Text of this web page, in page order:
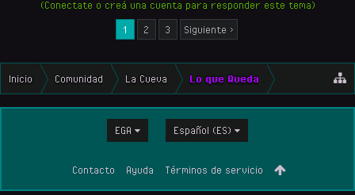
(Conectate o creá una cuenta para responder este tema)
1
2 3 Siguiente >
Inicio Comunidad La Cueva Lo que Queda
EGA Español (ES)
Contacto Ayuda Términos de servicio